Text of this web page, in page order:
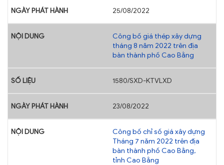
25/08/2022
Công bố giá thép xây dựng
tháng 8 năm 2022 trên địa
bàn thành phố Cao Bằng
1580/SXD-KTVLXD
23/08/2022
Công bố chỉ số giá xây dựng
Tháng 7 năm 2022 trên địa
bàn thành phố Cao Bằng,
tỉnh Cao Bằng